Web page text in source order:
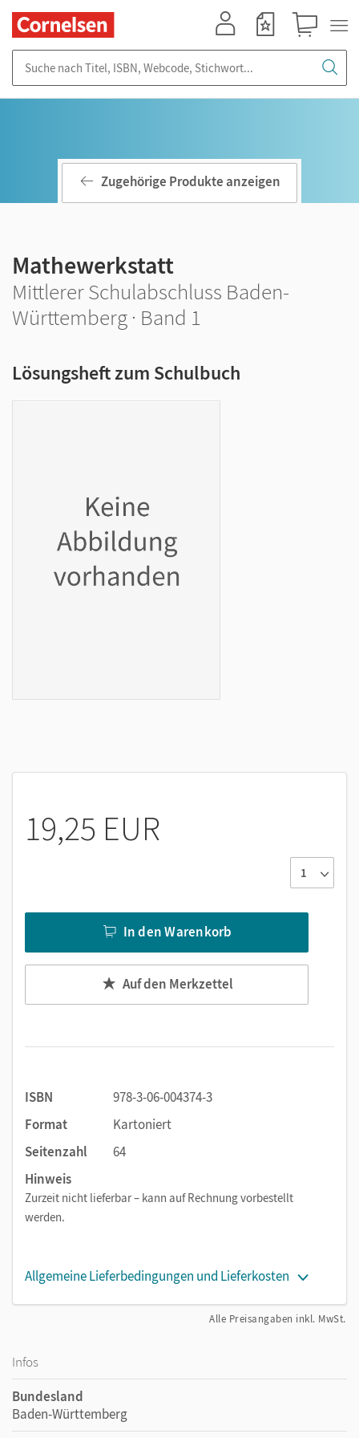
Zugehörige Produkte anzeigen
Mathewerkstatt
Mittlerer Schulabschluss Baden-
Württemberg · Band 1
Lösungsheft zum Schulbuch
19,25 EUR
In den Warenkorb
Auf den Merkzettel
ISBN
978-3-06-004374-3
Format
Kartoniert
Seitenzahl
64
Hinweis
Zurzeit nicht lieferbar – kann auf Rechnung vorbestellt
werden.
Allgemeine Lieferbedingungen und Lieferkosten
Alle Preisangaben inkl. MwSt.
Infos
Bundesland
Baden-Württemberg